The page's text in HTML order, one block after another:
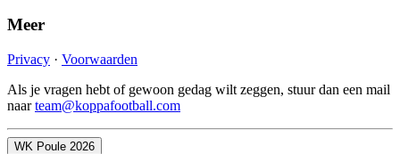
Meer
Privacy · Voorwaarden
Als je vragen hebt of gewoon gedag wilt zeggen, stuur dan een mail
naarteam@koppafootball.com
WK Poule 2026